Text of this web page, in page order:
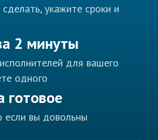
укажите сроки и
2 минуты
для вашего
одного
готовое
если вы довольны